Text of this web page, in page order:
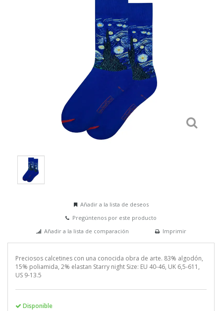
Añadir a la lista de deseos
Pregúntenos por este producto
Añadir a la lista de comparación
Imprimir
Preciosos calcetines con una conocida obra de arte. 83% algodón,
15% poliamida, 2% elastan Starry night Size: EU 40-46, UK 6,5-611,
US 9-13.5
Disponible